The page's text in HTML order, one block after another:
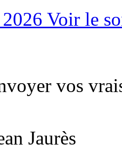
Voir le
vos
Jaurès